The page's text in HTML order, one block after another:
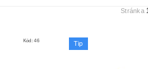
Stránka
Kód:46 Tip